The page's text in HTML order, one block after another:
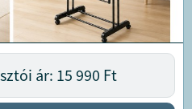
ár: 15 990 Ft